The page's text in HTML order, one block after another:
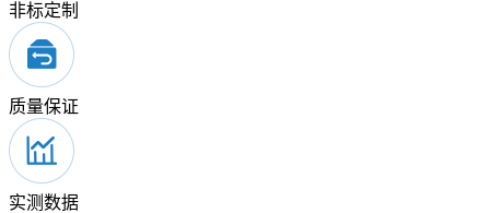
非标定制
质量保证
实测数据